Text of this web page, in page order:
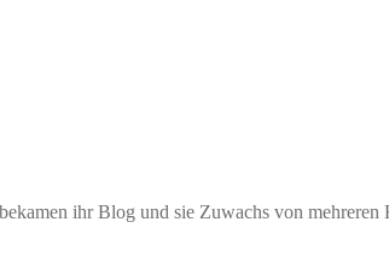
ihr Blog und sie Zuwachs von